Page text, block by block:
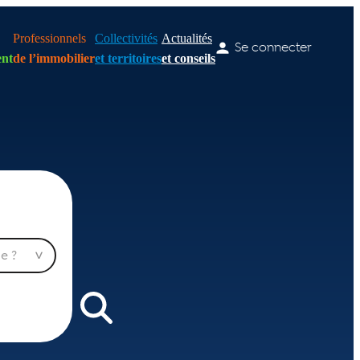
Professionnels
de l’immobilier
Collectivités
et territoires
Actualités
et conseils
Se connecter